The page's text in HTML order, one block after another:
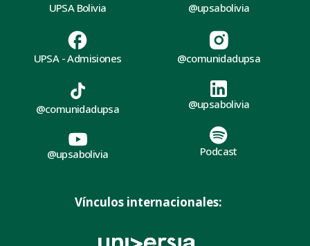
UPSA Bolivia
UPSA - Admisiones
@upsabolivia
@comunidadupsa
@comunidadupsa
@upsabolivia
@upsabolivia
Podcast
Vínculos internacionales: